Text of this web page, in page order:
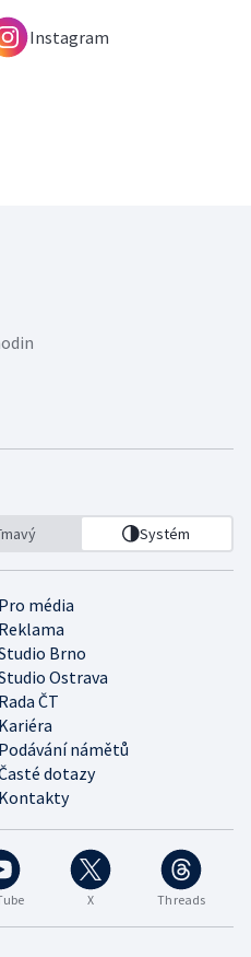
Instagram
Systém
Pro média
Reklama
Brno
Ostrava
Rada ČT
Kariéra
Podávání námětů
dotazy
Kontakty
X Threads